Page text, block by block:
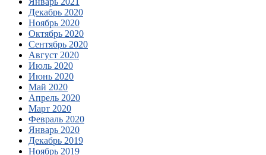
Декабрь 2020
Ноябрь 2020
Октябрь 2020
Сентябрь 2020
Август 2020
Июль 2020
Июнь 2020
Май 2020
Апрель 2020
Март 2020
Февраль 2020
Январь 2020
Декабрь 2019
Ноябрь 2019